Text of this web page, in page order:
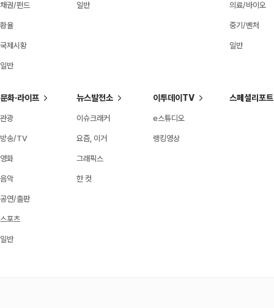
채권/펀드
환율
국제시황
일반
일반 의료/바이오
중기/벤처
일반
문화·라이프
관광
방송/TV
영화
음악
공연/출판
스포츠
일반
뉴스발전소
이슈크래커
요즘, 이거
그래픽스
한 컷
이투데이TV
e스튜디오
랭킹영상
스페셜리포트